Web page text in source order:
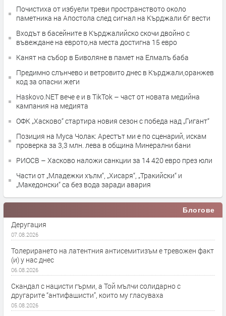
Почистиха от избуели треви пространството около
паметника на Апостола след сигнал на Кърджали бг вести
Входът в басейните в Кърджалийско скочи двойно с
въвеждане на еврото,на места достигна 15 евро
Канят на събор в Биволяне в памет на Елмалъ баба
Предимно слънчево и ветровито днес в Кърджали,оранжев
код за опасни жеги
Haskovo.NET вече е и в TikTok – част от новата медийна
кампания на медията
ОФК „Хасково“ стартира новия сезон с победа над „Гигант“
Позиция на Муса Чолак: Арестът ми е по сценарий, искам
проверка за 3,3 млн. лева в община Минерални бани
РИОСВ – Хасково наложи санкции за 14 420 евро през юли
Части от „Младежки хълм“, „Хисаря“, „Тракийски“ и
„Македонски“ са без вода заради авария
Блогове
Деругация
07.08.2026
Толерирането на латентния антисемитизъм е тревожен факт
(и) у нас днес
06.08.2026
Скандал с нацисти гърми, а Той мълчи солидарно с
другарите “антифашисти”, които му гласуваха
05.08.2026